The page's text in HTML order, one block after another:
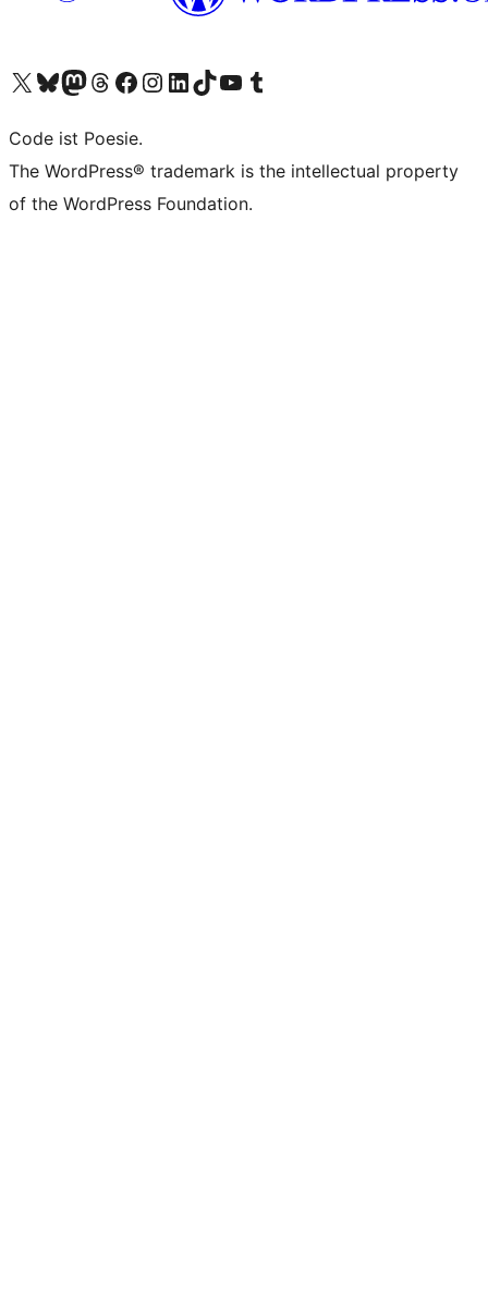
Unser X-Konto (früher Twitter) besuchen
Unser Bluesky-Konto besuchen
Unser Mastodon-Konto besuchen
Unser Threads-Konto besuchen
Unsere Facebook-Seite besuchen
Unser Instagram-Konto besuchen
Unser LinkedIn-Konto besuchen
Unser TikTok-Konto besuchen
Unseren YouTube-Kanal besuchen
Unser Tumblr-Konto besuchen
Code ist Poesie.
The WordPress® trademark is the intellectual property
of the WordPress Foundation.